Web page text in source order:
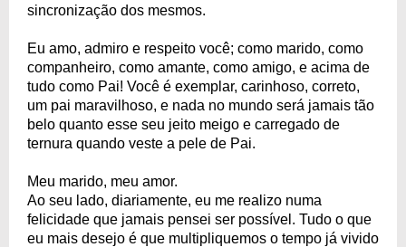
sincronização dos mesmos.
Eu amo, admiro e respeito você; como marido, como
companheiro, como amante, como amigo, e acima de
tudo como Pai! Você é exemplar, carinhoso, correto,
um pai maravilhoso, e nada no mundo será jamais tão
belo quanto esse seu jeito meigo e carregado de
ternura quando veste a pele de Pai.
Meu marido, meu amor.
Ao seu lado, diariamente, eu me realizo numa
felicidade que jamais pensei ser possível. Tudo o que
eu mais desejo é que multipliquemos o tempo já vivido